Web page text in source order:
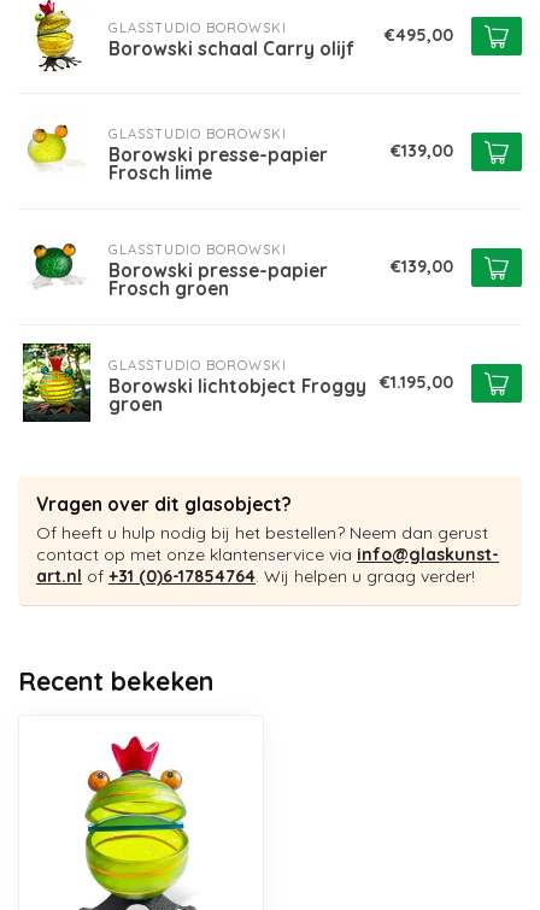
GLASSTUDIO BOROWSKI
Borowski schaal Carry olijf
€495,00
GLASSTUDIO BOROWSKI
Borowski presse-papier
Frosch lime
€139,00
GLASSTUDIO BOROWSKI
Borowski presse-papier
Frosch groen
€139,00
GLASSTUDIO BOROWSKI
Borowski lichtobject Froggy
groen
€1.195,00
Vragen over dit glasobject?
Of heeft u hulp nodig bij het bestellen? Neem dan gerust
contact op met onze klantenservice via info@glaskunst-
art.nl of +31 (0)6-17854764. Wij helpen u graag verder!
Recent bekeken